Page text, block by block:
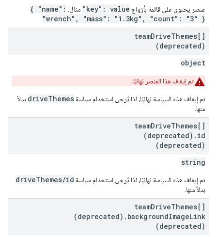
عنصر يحتوي على قائمة بأزواج "key": value مثال: { "name":
"wrench", "mass": "1.3kg", "count": "3" }
teamDriveThemes[]
(deprecated)
object
تم إيقاف هذا العنصر نهائيًا.
تم إيقاف هذه السياسة نهائيًا، لذا يُرجى استخدام سياسة driveThemes بدلاً
منها.
teamDriveThemes[]
(deprecated) . id
(deprecated)
string
تم إيقاف هذه السياسة نهائيًا، لذا يُرجى استخدام سياسة driveThemes/id
بدلاً منها.
teamDriveThemes[]
(deprecated) . backgroundImageLink
(deprecated)